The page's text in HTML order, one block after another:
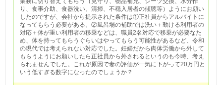
り、食事介助、食器洗い、清掃、不穏入居者の傾聴等）ようにお願い
したのですが、会社から提示された条件は①正社員からアルバイトに
なってもらう必要がある。②風呂場の補助では洗い＋動ける利用者の
対応＋体が重い利用者の移乗などは、職員2名対応で移乗が必要なた
め、体を持ってもらうぐらいはやってもらう可能性があるなど、令和
の現代では考えられない対応でした。妊婦だから肉体労働から外して
もらうようにお願いしたら正社員から外されるというのも今時、考え
られませんでした。これが原因で妻の評価が一気に下がって20万円と
いう低すぎる数字になったのでしょうか？